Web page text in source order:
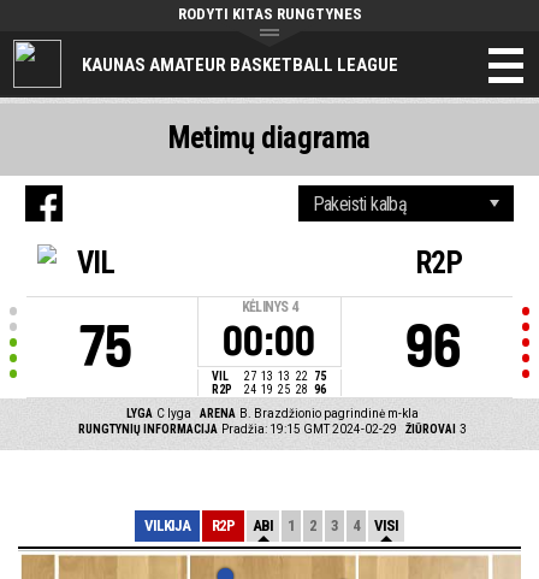
KAUNAS AMATEUR BASKETBALL LEAGUE
RODYTI KITAS RUNGTYNES
VIL
75
KĖLINYS 4
00:00
VIL 27 13 13 22
75
R2P
24 19 25 28 96
R2P
96
LYGA C lyga ARENA B. Brazdžionio pagrindinė m-kla
RUNGTYNIŲ INFORMACIJA Pradžia: 19:15 GMT 2024-02-29 ŽIŪROVAI 3
Metimų diagrama
VILKIJA R2P ABI 1 2 3 4 VISI